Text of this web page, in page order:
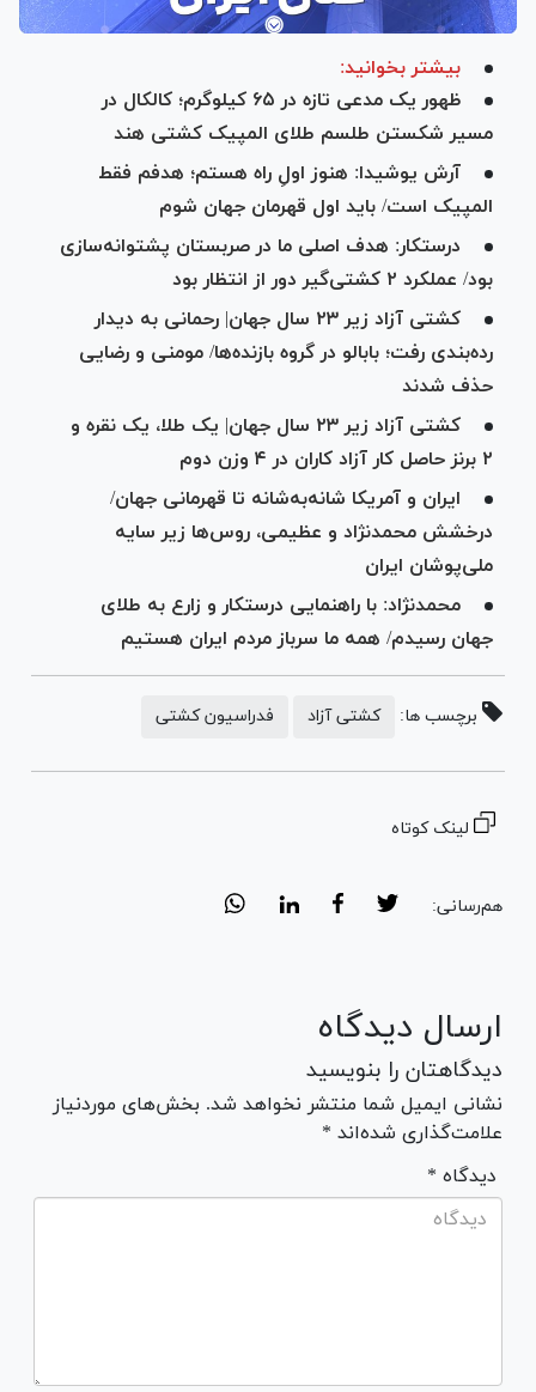
بیشتر بخوانید:
ظهور یک مدعی تازه در ۶۵ کیلوگرم؛ کالکال در
مسیر شکستن طلسم طلای المپیک کشتی هند
آرش یوشیدا: هنوز اولِ راه هستم؛ هدفم فقط
المپیک است/ باید اول قهرمان جهان شوم
درستکار: هدف اصلی ما در صربستان پشتوانه‌سازی
بود/ عملکرد ۲ کشتی‌گیر دور از انتظار بود
کشتی آزاد زیر ۲۳ سال جهان| رحمانی به دیدار
رده‌بندی رفت؛ بابالو در گروه بازنده‌ها/ مومنی و رضایی
حذف شدند
کشتی آزاد زیر ۲۳ سال جهان| یک طلا، یک نقره و
۲ برنز حاصل کار آزاد کاران در ۴ وزن دوم
ایران و آمریکا شانه‌به‌شانه تا قهرمانی جهان/
درخشش محمدنژاد و عظیمی، روس‌ها زیر سایه
ملی‌پوشان ایران
محمدنژاد: با راهنمایی درستکار و زارع به طلای
جهان رسیدم/ همه ما سرباز مردم ایران هستیم
برچسب ها: کشتی آزاد فدراسیون کشتی
لینک کوتاه
هم‌رسانی:
ارسال دیدگاه
دیدگاهتان را بنویسید
نشانی ایمیل شما منتشر نخواهد شد. بخش‌های موردنیاز
علامت‌گذاری شده‌اند *
* دیدگاه